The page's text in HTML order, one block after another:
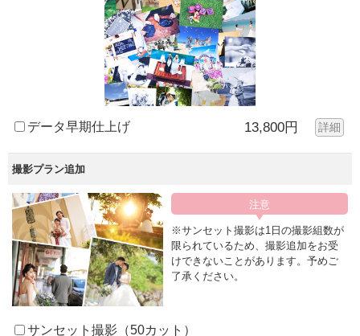
データ早期仕上げ 13,800円 詳細
撮影プラン追加
※サンセット撮影は1日の撮影組数が
限られているため、撮影追加をお受
けできないことがあります。予めご
了承ください。
サンセット撮影（50カット）